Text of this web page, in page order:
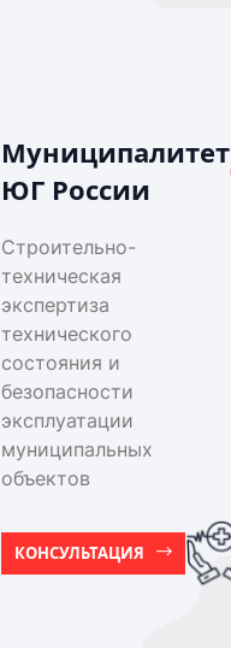
Муниципалитет
ЮГ России
Строительно-
техническая
экспертиза
технического
состояния и
безопасности
эксплуатации
муниципальных
объектов
КОНСУЛЬТАЦИЯ